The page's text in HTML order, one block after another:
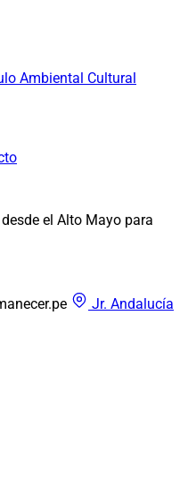
Ambiental Cultural
el Alto Mayo para
Jr. Andalucía